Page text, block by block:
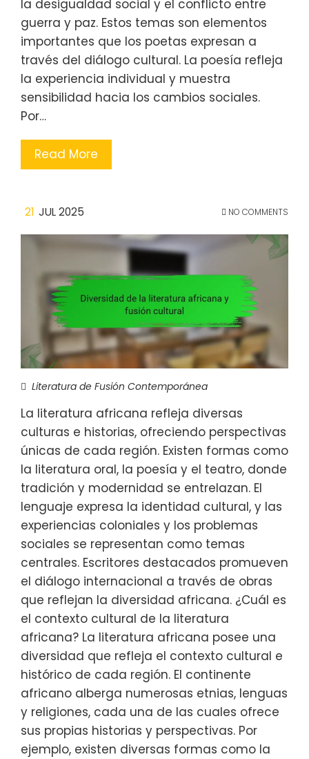
la desigualdad social y el conflicto entre
guerra y paz. Estos temas son elementos
importantes que los poetas expresan a
través del diálogo cultural. La poesía refleja
la experiencia individual y muestra
sensibilidad hacia los cambios sociales.
Por…
Read More
21 JUL 2025 NO COMMENTS
Literatura de Fusión Contemporánea
La literatura africana refleja diversas
culturas e historias, ofreciendo perspectivas
únicas de cada región. Existen formas como
la literatura oral, la poesía y el teatro, donde
tradición y modernidad se entrelazan. El
lenguaje expresa la identidad cultural, y las
experiencias coloniales y los problemas
sociales se representan como temas
centrales. Escritores destacados promueven
el diálogo internacional a través de obras
que reflejan la diversidad africana. ¿Cuál es
el contexto cultural de la literatura
africana? La literatura africana posee una
diversidad que refleja el contexto cultural e
histórico de cada región. El continente
africano alberga numerosas etnias, lenguas
y religiones, cada una de las cuales ofrece
sus propias historias y perspectivas. Por
ejemplo, existen diversas formas como la